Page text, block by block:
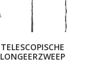
TELESCOPISCHE
LONGEERZWEEP